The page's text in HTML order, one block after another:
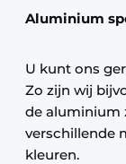
Aluminium
U kunt ons
Zo zijn wij
de aluminium
verschillende
kleuren.